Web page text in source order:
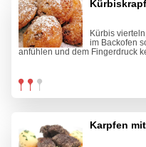
Kürbis
im Backofen
anfühlen und dem Fingerdruck
Karpfen